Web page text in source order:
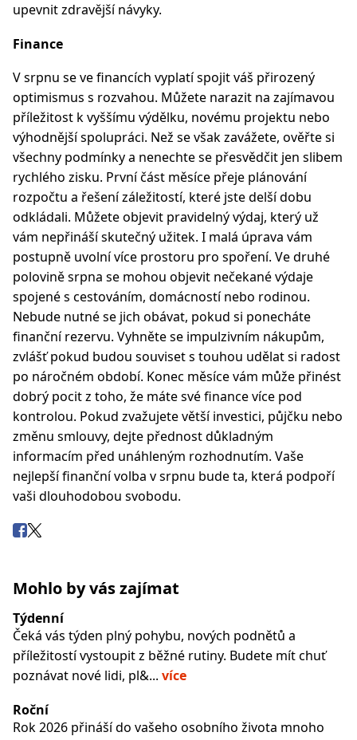
upevnit zdravější návyky.
Finance
V srpnu se ve financích vyplatí spojit váš přirozený
optimismus s rozvahou. Můžete narazit na zajímavou
příležitost k vyššímu výdělku, novému projektu nebo
výhodnější spolupráci. Než se však zavážete, ověřte si
všechny podmínky a nenechte se přesvědčit jen slibem
rychlého zisku. První část měsíce přeje plánování
rozpočtu a řešení záležitostí, které jste delší dobu
odkládali. Můžete objevit pravidelný výdaj, který už
vám nepřináší skutečný užitek. I malá úprava vám
postupně uvolní více prostoru pro spoření. Ve druhé
polovině srpna se mohou objevit nečekané výdaje
spojené s cestováním, domácností nebo rodinou.
Nebude nutné se jich obávat, pokud si ponecháte
finanční rezervu. Vyhněte se impulzivním nákupům,
zvlášť pokud budou souviset s touhou udělat si radost
po náročném období. Konec měsíce vám může přinést
dobrý pocit z toho, že máte své finance více pod
kontrolou. Pokud zvažujete větší investici, půjčku nebo
změnu smlouvy, dejte přednost důkladným
informacím před unáhleným rozhodnutím. Vaše
nejlepší finanční volba v srpnu bude ta, která podpoří
vaši dlouhodobou svobodu.
Mohlo by vás zajímat
Týdenní
Čeká vás týden plný pohybu, nových podnětů a
příležitostí vystoupit z běžné rutiny. Budete mít chuť
poznávat nové lidi, pl&... více
Roční
Rok 2026 přináší do vašeho osobního života mnoho